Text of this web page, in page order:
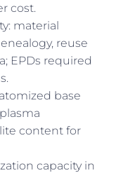
cost.
material
reuse
EPDs required
base
content for
capacity in